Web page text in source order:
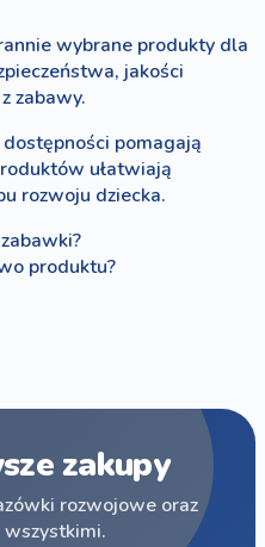
wybrane produkty dla
jakości
zabawy.
pomagają
ułatwiają
rozwoju dziecka.
produktu?
zakupy
rozwojowe oraz